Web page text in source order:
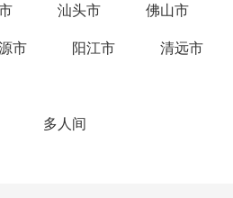
汕头市 佛山市
市 阳江市 清远市
多人间